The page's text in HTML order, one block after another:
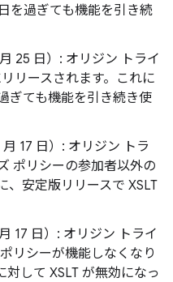
を過ぎても機能を引き続
25 日）: オリジン トライ
リースされます。これに
ぎても機能を引き続き使
17 日）: オリジン トラ
ポリシーの参加者以外の
、安定版リリースで XSLT
17 日）: オリジン トライ
リシーが機能しなくなり
対して XSLT が無効になっ